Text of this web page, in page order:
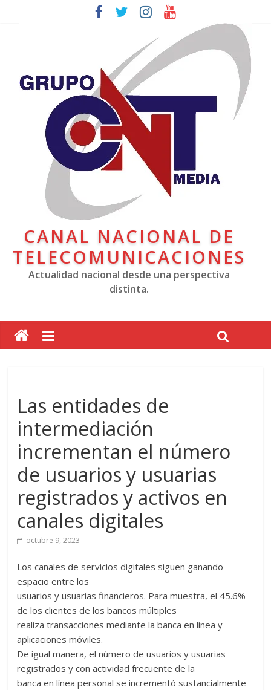
CANAL NACIONAL DE
TELECOMUNICACIONES
Actualidad nacional desde una perspectiva
distinta.
Las entidades de
intermediación
incrementan el número
de usuarios y usuarias
registrados y activos en
canales digitales
octubre 9, 2023
Los canales de servicios digitales siguen ganando
espacio entre los
usuarios y usuarias financieros. Para muestra, el 45.6%
de los clientes de los bancos múltiples
realiza transacciones mediante la banca en línea y
aplicaciones móviles.
De igual manera, el número de usuarios y usuarias
registrados y con actividad frecuente de la
banca en línea personal se incrementó sustancialmente